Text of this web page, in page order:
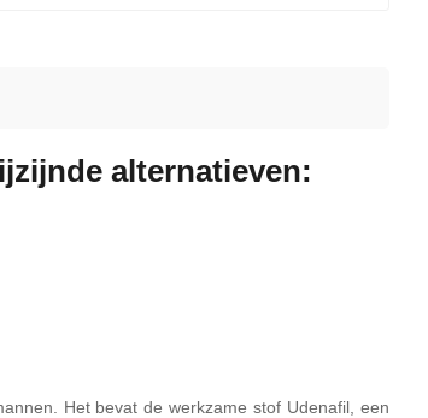
alternatieven:
Het bevat de werkzame stof Udenafil, een